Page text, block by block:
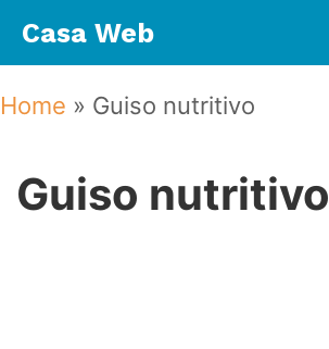
Saltar
contenido
Casa Web
Home » Guiso nutritivo
Guiso nutritivo